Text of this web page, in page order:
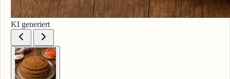
KI generiert